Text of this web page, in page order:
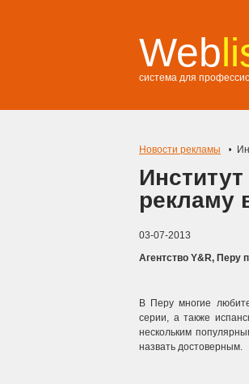
Web
система для
Новости рекламы
рекламу
03-07-2013
Агентство Y&R, Перу
В Перу многие
серии, а также
нескольким
назвать достоверным.